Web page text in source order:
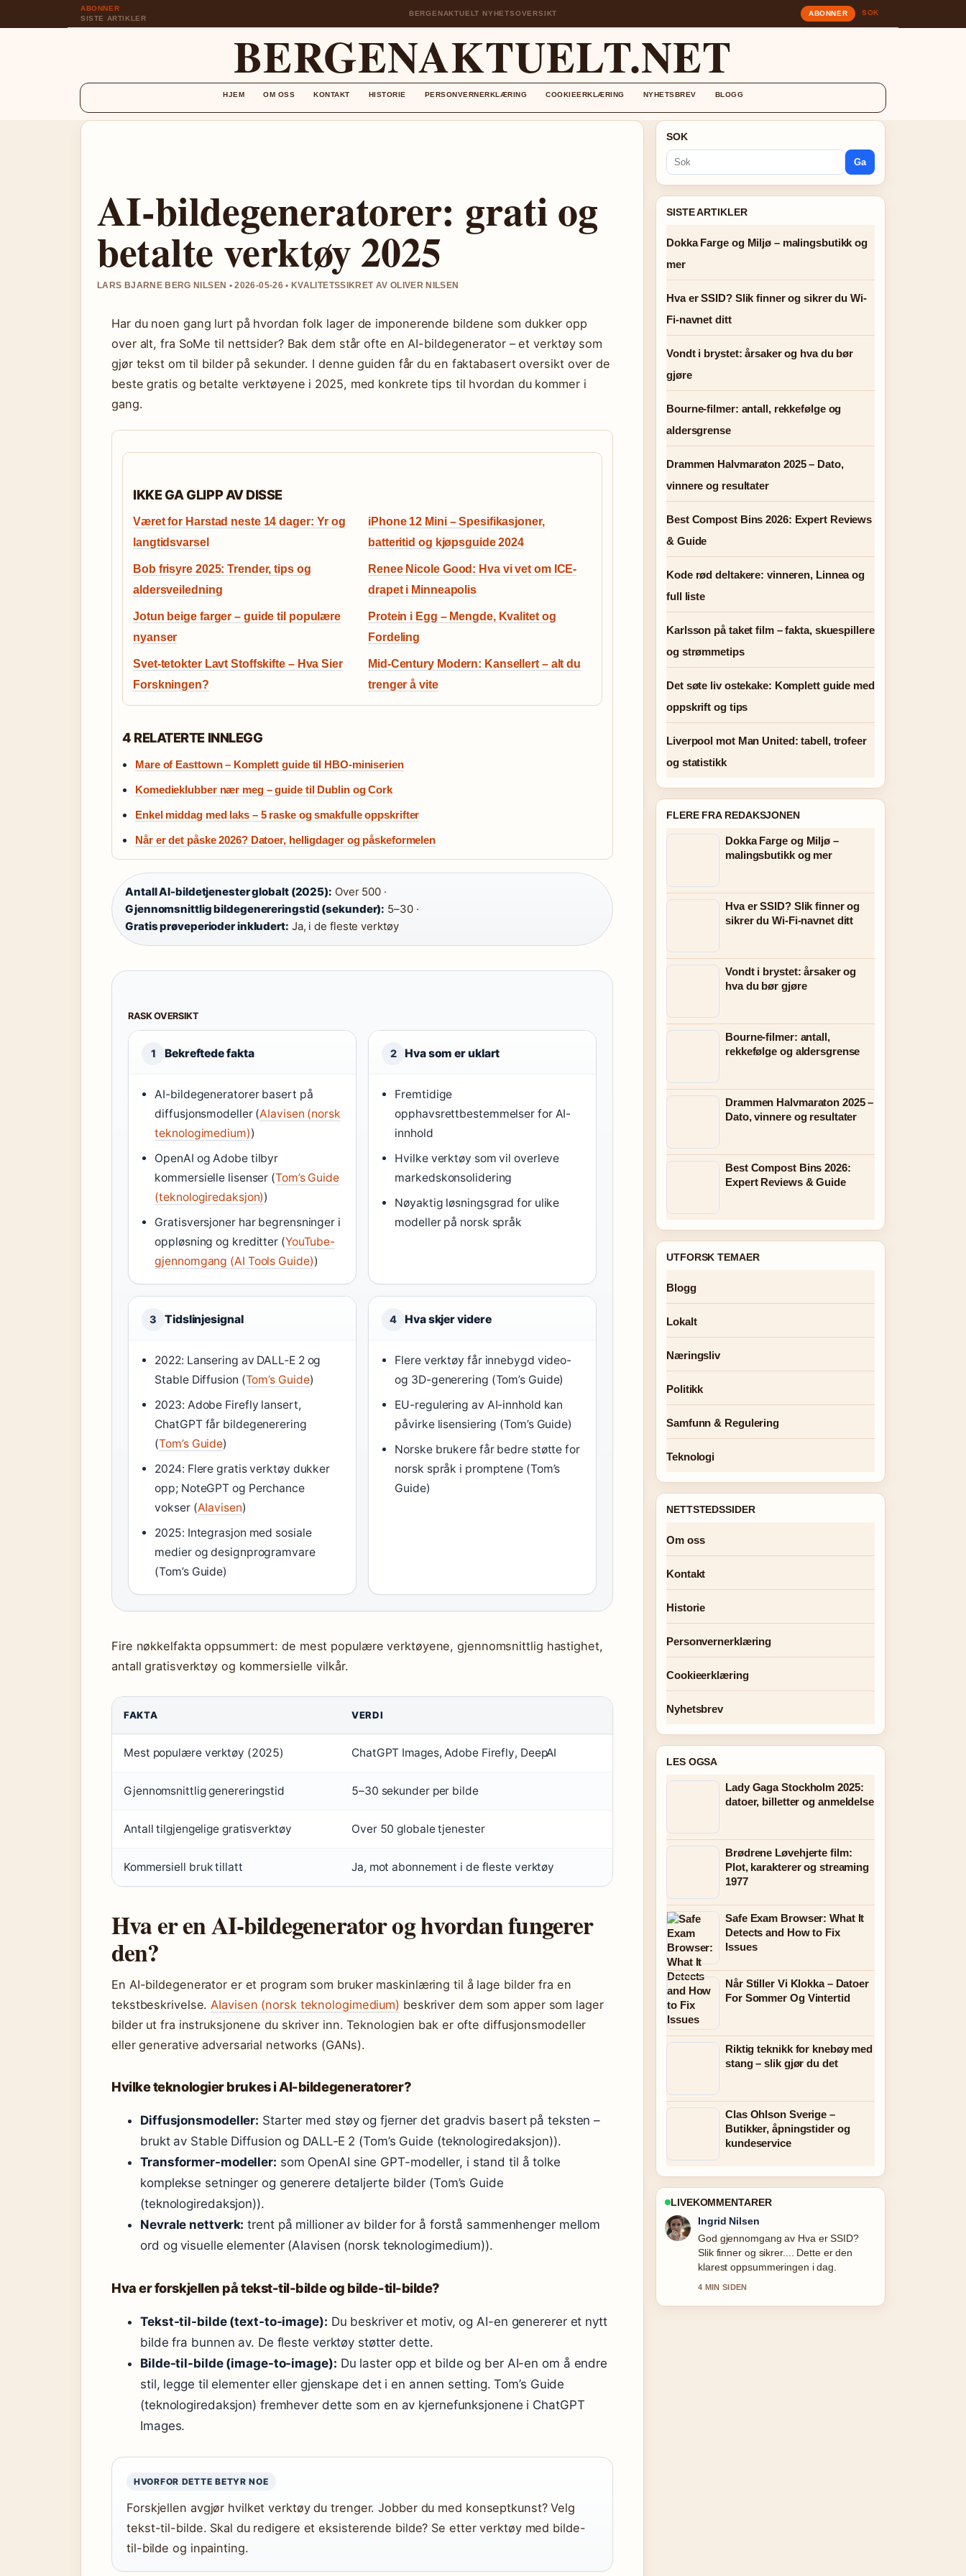
ABONNER
SISTE ARTIKLER
BERGENAKTUELT NYHETSOVERSIKT ABONNER SOK
BERGENAKTUELT.NET
HJEM OM OSS KONTAKT HISTORIE PERSONVERNERKLÆRING COOKIEERKLÆRING NYHETSBREV BLOGG
AI-bildegeneratorer: grati og
betalte verktøy 2025
LARS BJARNE BERG NILSEN • 2026-05-26 • KVALITETSSIKRET AV OLIVER NILSEN
Har du noen gang lurt på hvordan folk lager de imponerende bildene som dukker opp
over alt, fra SoMe til nettsider? Bak dem står ofte en AI-bildegenerator – et verktøy som
gjør tekst om til bilder på sekunder. I denne guiden får du en faktabasert oversikt over de
beste gratis og betalte verktøyene i 2025, med konkrete tips til hvordan du kommer i
gang.
IKKE GA GLIPP AV DISSE
Været for Harstad neste 14 dager: Yr og
langtidsvarsel
iPhone 12 Mini – Spesifikasjoner,
batteritid og kjøpsguide 2024
Bob frisyre 2025: Trender, tips og
aldersveiledning
Renee Nicole Good: Hva vi vet om ICE-
drapet i Minneapolis
Jotun beige farger – guide til populære
nyanser
Protein i Egg – Mengde, Kvalitet og
Fordeling
Svet-tetokter Lavt Stoffskifte – Hva Sier
Forskningen?
Mid-Century Modern: Kansellert – alt du
trenger å vite
4 RELATERTE INNLEGG
Mare of Easttown – Komplett guide til HBO-miniserien
Komedieklubber nær meg – guide til Dublin og Cork
Enkel middag med laks – 5 raske og smakfulle oppskrifter
Når er det påske 2026? Datoer, helligdager og påskeformelen
Antall AI-bildetjenester globalt (2025): Over 500 ·
Gjennomsnittlig bildegenereringstid (sekunder): 5–30 ·
Gratis prøveperioder inkludert: Ja, i de fleste verktøy
RASK OVERSIKT
1 Bekreftede fakta
AI-bildegeneratorer basert på
diffusjonsmodeller (AIavisen (norsk
teknologimedium))
OpenAI og Adobe tilbyr
kommersielle lisenser (Tom’s Guide
(teknologiredaksjon))
Gratisversjoner har begrensninger i
oppløsning og kreditter (YouTube-
gjennomgang (AI Tools Guide))
2 Hva som er uklart
Fremtidige
opphavsrettbestemmelser for AI-
innhold
Hvilke verktøy som vil overleve
markedskonsolidering
Nøyaktig løsningsgrad for ulike
modeller på norsk språk
3 Tidslinjesignal
2022: Lansering av DALL‑E 2 og
Stable Diffusion (Tom’s Guide)
2023: Adobe Firefly lansert,
ChatGPT får bildegenerering
(Tom’s Guide)
2024: Flere gratis verktøy dukker
opp; NoteGPT og Perchance
vokser (AIavisen)
2025: Integrasjon med sosiale
medier og designprogramvare
(Tom’s Guide)
4 Hva skjer videre
Flere verktøy får innebygd video-
og 3D-generering (Tom’s Guide)
EU-regulering av AI-innhold kan
påvirke lisensiering (Tom’s Guide)
Norske brukere får bedre støtte for
norsk språk i promptene (Tom’s
Guide)
Fire nøkkelfakta oppsummert: de mest populære verktøyene, gjennomsnittlig hastighet,
antall gratisverktøy og kommersielle vilkår.
FAKTA VERDI
Mest populære verktøy (2025) ChatGPT Images, Adobe Firefly, DeepAI
Gjennomsnittlig genereringstid 5–30 sekunder per bilde
Antall tilgjengelige gratisverktøy Over 50 globale tjenester
Kommersiell bruk tillatt Ja, mot abonnement i de fleste verktøy
Hva er en AI-bildegenerator og hvordan fungerer
den?
En AI-bildegenerator er et program som bruker maskinlæring til å lage bilder fra en
tekstbeskrivelse.AIavisen (norsk teknologimedium) beskriver dem som apper som lager
bilder ut fra instruksjonene du skriver inn. Teknologien bak er ofte diffusjonsmodeller
eller generative adversarial networks (GANs).
Hvilke teknologier brukes i AI-bildegeneratorer?
Diffusjonsmodeller: Starter med støy og fjerner det gradvis basert på teksten –
brukt av Stable Diffusion og DALL‑E 2 (Tom’s Guide (teknologiredaksjon)).
Transformer-modeller: som OpenAI sine GPT-modeller, i stand til å tolke
komplekse setninger og generere detaljerte bilder (Tom’s Guide
(teknologiredaksjon)).
Nevrale nettverk: trent på millioner av bilder for å forstå sammenhenger mellom
ord og visuelle elementer (AIavisen (norsk teknologimedium)).
Hva er forskjellen på tekst-til-bilde og bilde-til-bilde?
Tekst-til-bilde (text-to-image): Du beskriver et motiv, og AI-en genererer et nytt
bilde fra bunnen av. De fleste verktøy støtter dette.
Bilde-til-bilde (image-to-image): Du laster opp et bilde og ber AI-en om å endre
stil, legge til elementer eller gjenskape det i en annen setting. Tom’s Guide
(teknologiredaksjon) fremhever dette som en av kjernefunksjonene i ChatGPT
Images.
HVORFOR DETTE BETYR NOE
Forskjellen avgjør hvilket verktøy du trenger. Jobber du med konseptkunst? Velg
tekst-til-bilde. Skal du redigere et eksisterende bilde? Se etter verktøy med bilde-
til-bilde og inpainting.
SOK
Ga
SISTE ARTIKLER
Dokka Farge og Miljø – malingsbutikk og
mer
Hva er SSID? Slik finner og sikrer du Wi-
Fi-navnet ditt
Vondt i brystet: årsaker og hva du bør
gjøre
Bourne-filmer: antall, rekkefølge og
aldersgrense
Drammen Halvmaraton 2025 – Dato,
vinnere og resultater
Best Compost Bins 2026: Expert Reviews
& Guide
Kode rød deltakere: vinneren, Linnea og
full liste
Karlsson på taket film – fakta, skuespillere
og strømmetips
Det søte liv ostekake: Komplett guide med
oppskrift og tips
Liverpool mot Man United: tabell, trofeer
og statistikk
FLERE FRA REDAKSJONEN
Dokka Farge og Miljø –
malingsbutikk og mer
Hva er SSID? Slik finner og
sikrer du Wi-Fi-navnet ditt
Vondt i brystet: årsaker og
hva du bør gjøre
Bourne-filmer: antall,
rekkefølge og aldersgrense
Drammen Halvmaraton 2025 –
Dato, vinnere og resultater
Best Compost Bins 2026:
Expert Reviews & Guide
UTFORSK TEMAER
Blogg
Lokalt
Næringsliv
Politikk
Samfunn & Regulering
Teknologi
NETTSTEDSSIDER
Om oss
Kontakt
Historie
Personvernerklæring
Cookieerklæring
Nyhetsbrev
LES OGSA
Lady Gaga Stockholm 2025:
datoer, billetter og anmeldelse
Brødrene Løvehjerte film:
Plot, karakterer og streaming
1977
Safe Exam Browser: What It
Detects and How to Fix
Issues
Når Stiller Vi Klokka – Datoer
For Sommer Og Vintertid
Riktig teknikk for knebøy med
stang – slik gjør du det
Clas Ohlson Sverige –
Butikker, åpningstider og
kundeservice
LIVEKOMMENTARER
Sindre Hansen
Folgjer Vondt i brystet: årsaker og hva
du... tett – setter pris pa den balanserte
tonen her.
6 MIN SIDEN